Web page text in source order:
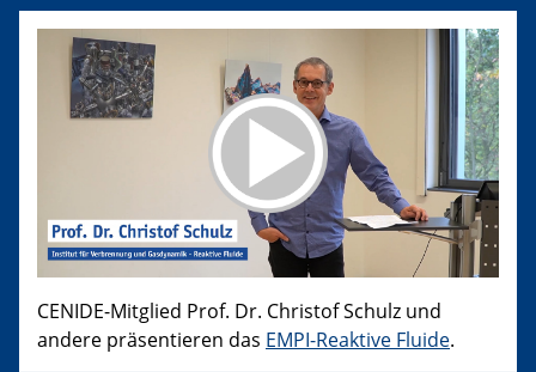
CENIDE-Mitglied Prof. Dr. Christof Schulz und
andere präsentieren das EMPI-Reaktive Fluide.